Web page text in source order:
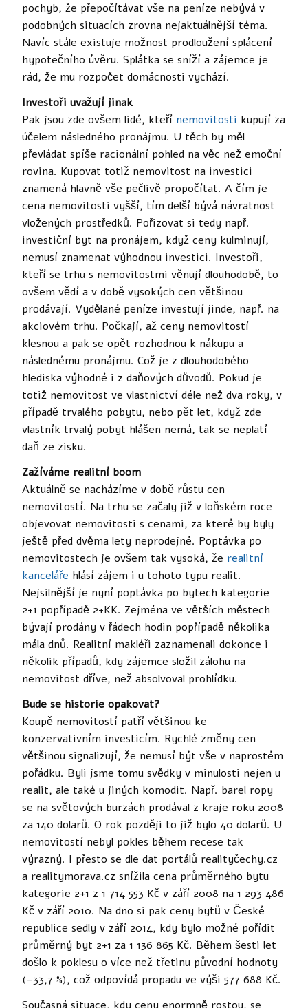
pochyb, že přepočítávat vše na peníze nebývá v
podobných situacích zrovna nejaktuálnější téma.
Navíc stále existuje možnost prodloužení splácení
hypotečního úvěru. Splátka se sníží a zájemce je
rád, že mu rozpočet domácnosti vychází.
Investoři uvažují jinak
Pak jsou zde ovšem lidé, kteří nemovitosti kupují za
účelem následného pronájmu. U těch by měl
převládat spíše racionální pohled na věc než emoční
rovina. Kupovat totiž nemovitost na investici
znamená hlavně vše pečlivě propočítat. A čím je
cena nemovitosti vyšší, tím delší bývá návratnost
vložených prostředků. Pořizovat si tedy např.
investiční byt na pronájem, když ceny kulminují,
nemusí znamenat výhodnou investici. Investoři,
kteří se trhu s nemovitostmi věnují dlouhodobě, to
ovšem vědí a v době vysokých cen většinou
prodávají. Vydělané peníze investují jinde, např. na
akciovém trhu. Počkají, až ceny nemovitostí
klesnou a pak se opět rozhodnou k nákupu a
následnému pronájmu. Což je z dlouhodobého
hlediska výhodné i z daňových důvodů. Pokud je
totiž nemovitost ve vlastnictví déle než dva roky, v
případě trvalého pobytu, nebo pět let, když zde
vlastník trvalý pobyt hlášen nemá, tak se neplatí
daň ze zisku.
Zažíváme realitní boom
Aktuálně se nacházíme v době růstu cen
nemovitostí. Na trhu se začaly již v loňském roce
objevovat nemovitosti s cenami, za které by byly
ještě před dvěma lety neprodejné. Poptávka po
nemovitostech je ovšem tak vysoká, že realitní
kanceláře hlásí zájem i u tohoto typu realit.
Nejsilnější je nyní poptávka po bytech kategorie
2+1 popřípadě 2+KK. Zejména ve větších městech
bývají prodány v řádech hodin popřípadě několika
mála dnů. Realitní makléři zaznamenali dokonce i
několik případů, kdy zájemce složil zálohu na
nemovitost dříve, než absolvoval prohlídku.
Bude se historie opakovat?
Koupě nemovitostí patří většinou ke
konzervativním investicím. Rychlé změny cen
většinou signalizují, že nemusí být vše v naprostém
pořádku. Byli jsme tomu svědky v minulosti nejen u
realit, ale také u jiných komodit. Např. barel ropy
se na světových burzách prodával z kraje roku 2008
za 140 dolarů. O rok později to již bylo 40 dolarů. U
nemovitostí nebyl pokles během recese tak
výrazný. I přesto se dle dat portálů realityčechy.cz
a realitymorava.cz snížila cena průměrného bytu
kategorie 2+1 z 1 714 553 Kč v září 2008 na 1 293 486
Kč v září 2010. Na dno si pak ceny bytů v České
republice sedly v září 2014, kdy bylo možné pořídit
průměrný byt 2+1 za 1 136 865 Kč. Během šesti let
došlo k poklesu o více než třetinu původní hodnoty
(-33,7 %), což odpovídá propadu ve výši 577 688 Kč.